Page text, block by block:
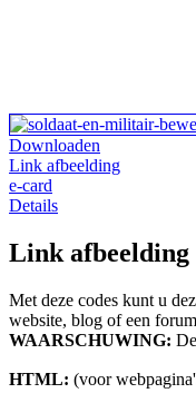
Downloaden
Link afbeelding
e-card
Details
Link afbeelding
Met deze codes kunt u
website, blog of een
WAARSCHUWING:
HTML: (voor